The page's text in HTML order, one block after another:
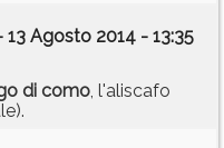
13 Agosto 2014 - 13:35
di como, l'aliscafo